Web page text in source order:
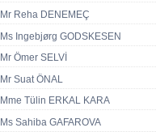
Mr Reha DENEMEÇ
Ms Ingebjørg GODSKESEN
Mr Ömer SELVİ
Mr Suat ÖNAL
Mme Tülin ERKAL KARA
Ms Sahiba GAFAROVA